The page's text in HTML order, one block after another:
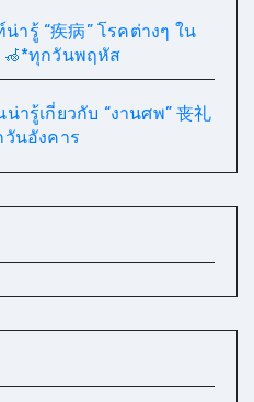
“疾病” โรคต่างๆ ใน
ทุกวันพฤหัส
เกี่ยวกับ “งานศพ” 丧礼
นอังคาร